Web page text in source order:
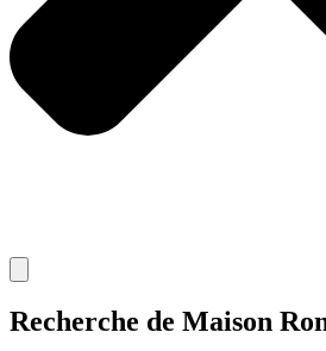
Recherche de Maison